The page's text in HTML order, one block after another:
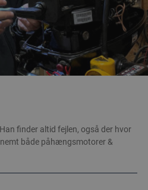
finder altid fejlen, også der hvor
både påhængsmotorer &